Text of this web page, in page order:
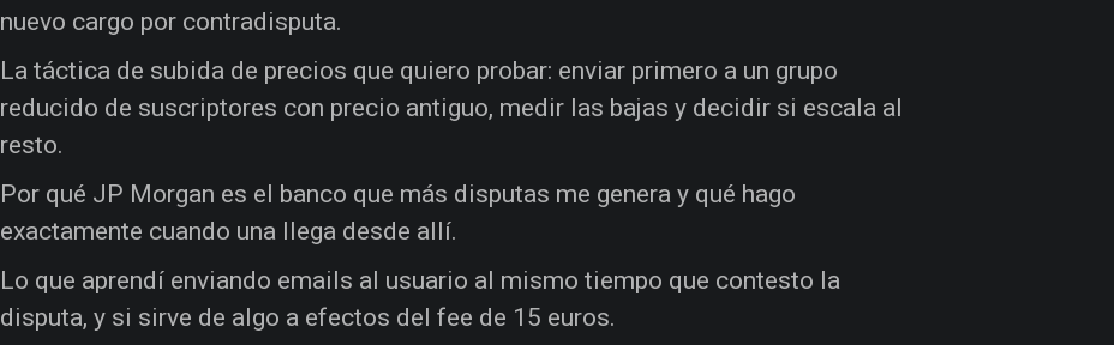
nuevo cargo por contradisputa.
La táctica de subida de precios que quiero probar: enviar primero a un grupo
reducido de suscriptores con precio antiguo, medir las bajas y decidir si escala al
resto.
Por qué JP Morgan es el banco que más disputas me genera y qué hago
exactamente cuando una llega desde allí.
Lo que aprendí enviando emails al usuario al mismo tiempo que contesto la
disputa, y si sirve de algo a efectos del fee de 15 euros.